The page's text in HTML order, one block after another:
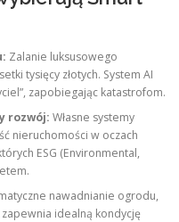
Zalanie luksusowego
tysięcy złotych. System AI
zapobiegając katastrofom.
rozwój: Własne systemy
nieruchomości w oczach
ESG (Environmental,
nawadnianie ogrodu,
idealną kondycję